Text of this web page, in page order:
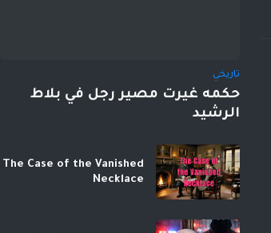
تاريخي
حكمه غيرت مصير رجل في بلاط
الرشيد
The Case of the Vanished
Necklace